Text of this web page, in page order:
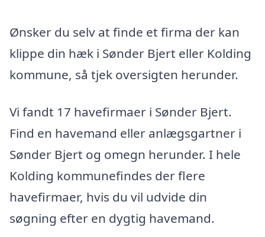
Ønsker du selv at finde et firma der kan
klippe din hæk i Sønder Bjert eller Kolding
kommune, så tjek oversigten herunder.
Vi fandt 17 havefirmaer i Sønder Bjert.
Find en havemand eller anlægsgartner i
Sønder Bjert og omegn herunder. I hele
Kolding kommunefindes der flere
havefirmaer, hvis du vil udvide din
søgning efter en dygtig havemand.